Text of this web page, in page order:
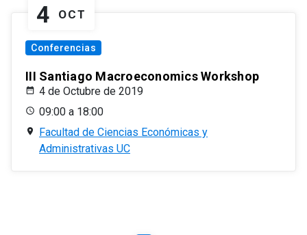
4 OCT
Conferencias
III Santiago Macroeconomics Workshop
4 de Octubre de 2019
09:00 a 18:00
Facultad de Ciencias Económicas y
Administrativas UC